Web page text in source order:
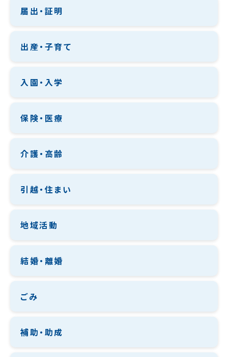
届出・証明
出産・子育て
入園・入学
保険・医療
介護・高齢
引越・住まい
地域活動
結婚・離婚
ごみ
補助・助成